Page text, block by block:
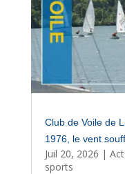
Club de Voile de
1976, le vent
Juil 20, 2026 |
sports